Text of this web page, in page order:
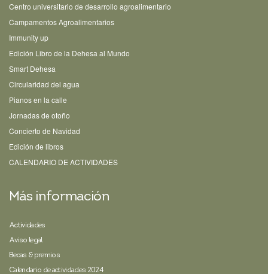
Centro universitario de desarrollo agroalimentario
Campamentos Agroalimentarios
Immunity up
Edición Libro de la Dehesa al Mundo
Smart Dehesa
Circularidad del agua
Pianos en la calle
Jornadas de otoño
Concierto de Navidad
Edición de libros
CALENDARIO DE ACTIVIDADES
Más información
Actividades
Aviso legal
Becas & premios
Calendario de actividades 2024